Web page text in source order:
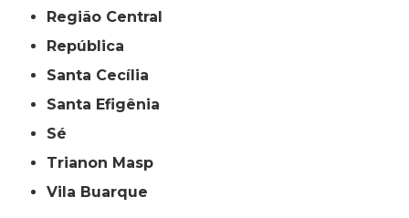
Região Central
República
Santa Cecília
Santa Efigênia
Sé
Trianon Masp
Vila Buarque